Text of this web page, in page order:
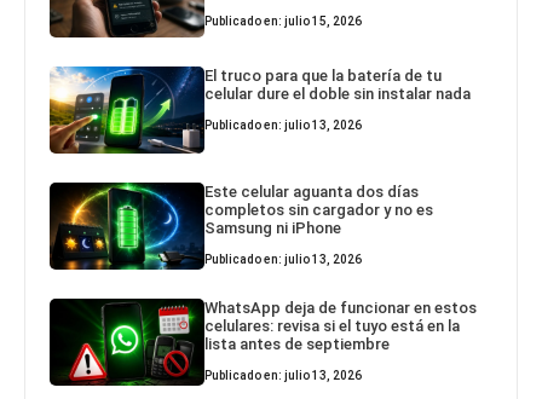
Publicado en: julio 15, 2026
El truco para que la batería de tu
celular dure el doble sin instalar nada
Publicado en: julio 13, 2026
Este celular aguanta dos días
completos sin cargador y no es
Samsung ni iPhone
Publicado en: julio 13, 2026
WhatsApp deja de funcionar en estos
celulares: revisa si el tuyo está en la
lista antes de septiembre
Publicado en: julio 13, 2026